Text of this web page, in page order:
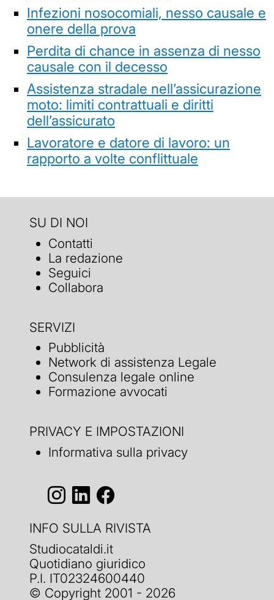
Infezioni nosocomiali, nesso causale e
onere della prova
Perdita di chance in assenza di nesso
causale con il decesso
Assistenza stradale nell’assicurazione
moto: limiti contrattuali e diritti
dell’assicurato
Lavoratore e datore di lavoro: un
rapporto a volte conflittuale
SU DI NOI
Contatti
La redazione
Seguici
Collabora
SERVIZI
Pubblicità
Network di assistenza Legale
Consulenza legale online
Formazione avvocati
PRIVACY E IMPOSTAZIONI
Informativa sulla privacy
INFO SULLA RIVISTA
Studiocataldi.it
Quotidiano giuridico
P.I. IT02324600440
© Copyright 2001 - 2026